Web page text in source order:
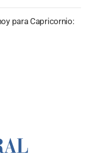
para Capricornio: